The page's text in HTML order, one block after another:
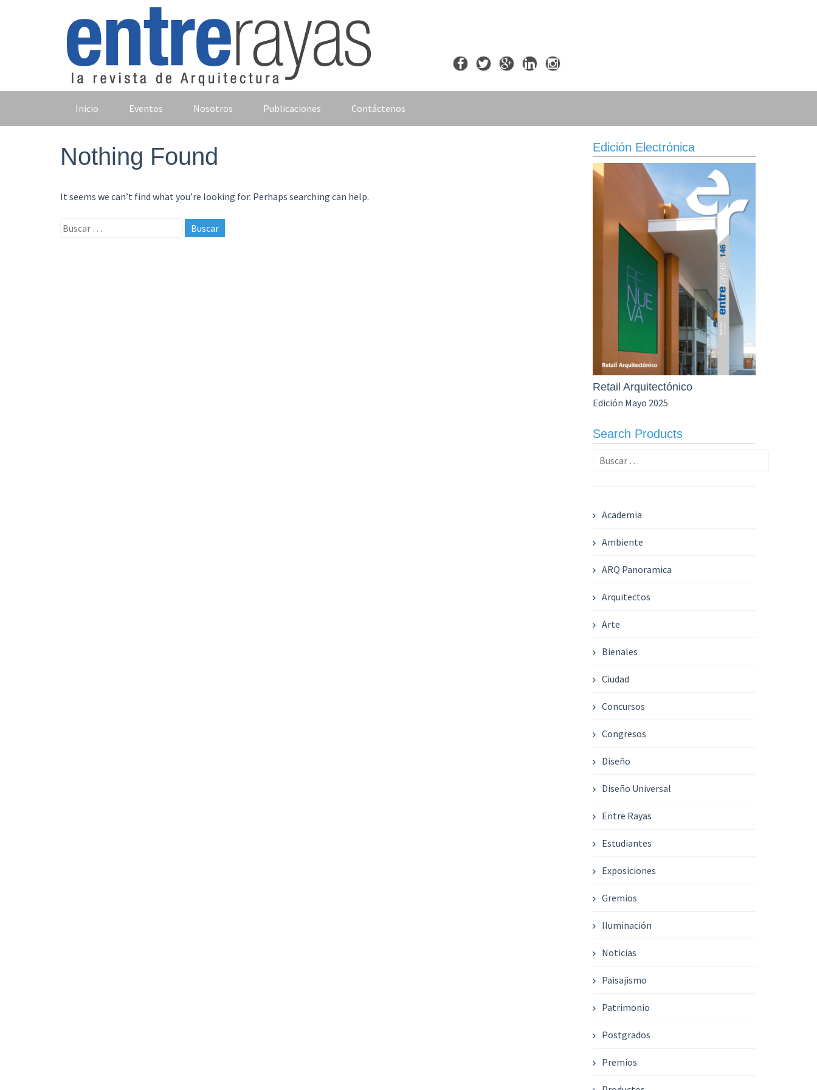
Inicio Eventos Nosotros Publicaciones Contáctenos
Nothing Found
It seems we can’t find what you’re looking for. Perhaps searching can help.
Buscar:
Edición Electrónica
Retail Arquitectónico
Edición Mayo 2025
Search Products
Buscar:
Academia
Ambiente
ARQ Panoramica
Arquitectos
Arte
Bienales
Ciudad
Concursos
Congresos
Diseño
Diseño Universal
Entre Rayas
Estudiantes
Exposiciones
Gremios
Iluminación
Noticias
Paisajismo
Patrimonio
Postgrados
Premios